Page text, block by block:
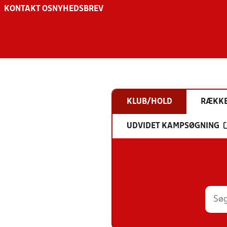
KONTAKT OS NYHEDSBREV
KLUB/HOLD
UDVIDET KAMPSØGNING